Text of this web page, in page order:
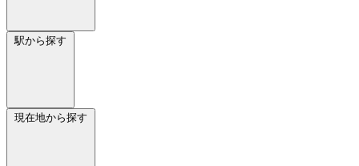
駅から探す
現在地から探す